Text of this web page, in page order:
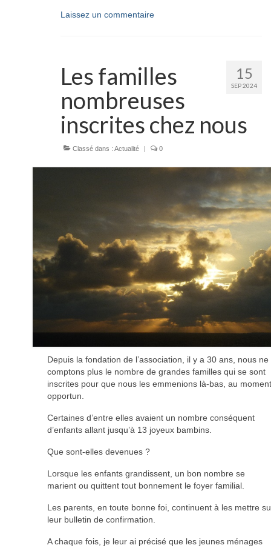
Laissez un commentaire
15
SEP 2024
Les familles
nombreuses
inscrites chez nous
Classé dans : Actualité | 0
Depuis la fondation de l’association, il y a 30 ans, nous ne
comptons plus le nombre de grandes familles qui se sont
inscrites pour que nous les emmenions là-bas, au
opportun.
Certaines d’entre elles avaient un nombre conséquent
d’enfants allant jusqu’à 13 joyeux bambins.
Que sont-elles devenues ?
Lorsque les enfants grandissent, un bon nombre se
marient ou quittent tout bonnement le foyer familial.
Les parents, en toute bonne foi, continuent à les mettre
leur bulletin de confirmation.
A chaque fois, je leur ai précisé que les jeunes ménages